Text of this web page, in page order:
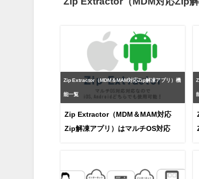
Zip Extractor（MDM＆MAM対応Zip解凍アプリ）機
能一覧
Zip Extractor（MDM＆MAM対応
Zip解凍アプリ）はマルチOS対応